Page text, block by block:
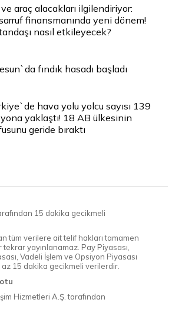
araç alacakları ilgilendiriyor:
finansmanında yeni dönem!
nasıl etkileyecek?
fındık hasadı başladı
hava yolu yolcu sayısı 139
yaklaştı! 18 AB ülkesinin
geride bıraktı
15 dakika gecikmeli
tüm verilere ait telif hakları tamamen
yayınlanamaz. Pay Piyasası,
Vadeli İşlem ve Opsiyon Piyasası
az 15 dakika gecikmeli verilerdir.
Hizmetleri A.Ş. tarafından